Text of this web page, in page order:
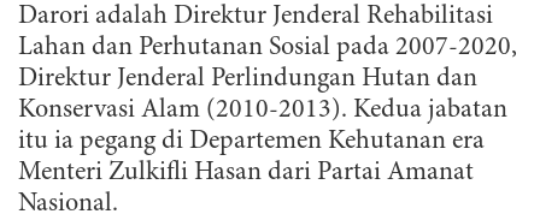
Darori adalah Direktur Jenderal Rehabilitasi
Lahan dan Perhutanan Sosial pada 2007-2020,
Direktur Jenderal Perlindungan Hutan dan
Konservasi Alam (2010-2013). Kedua jabatan
itu ia pegang di Departemen Kehutanan era
Menteri Zulkifli Hasan dari Partai Amanat
Nasional.